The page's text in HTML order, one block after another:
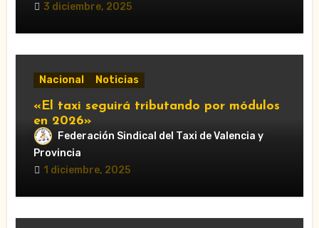
3 diciembre, 2025
Nacional Noticias
«El taxi seguirá tributando por módulos
en 2026»
Federación Sindical del Taxi de Valencia y
Provincia
1 diciembre, 2025